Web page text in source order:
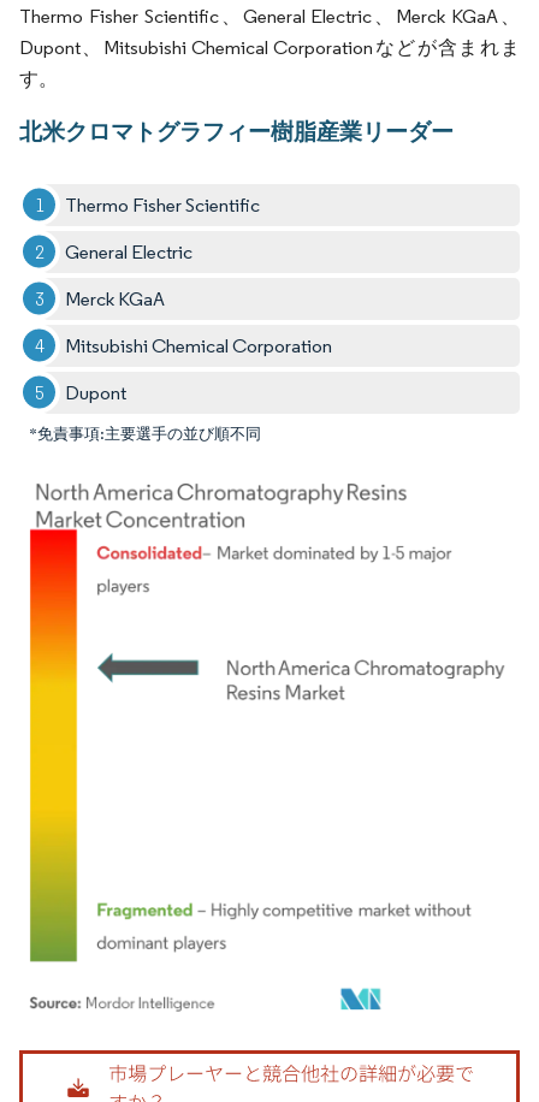
Thermo Fisher Scientific、General Electric、Merck KGaA、
Dupont、Mitsubishi Chemical Corporationなどが含まれま
す。
北米クロマトグラフィー樹脂産業リーダー
Thermo Fisher Scientific
General Electric
Merck KGaA
Mitsubishi Chemical Corporation
Dupont
*免責事項:主要選手の並び順不同
画像 © Mordor Intelligence。再利用にはCC BY 4.0の表示が必要です。